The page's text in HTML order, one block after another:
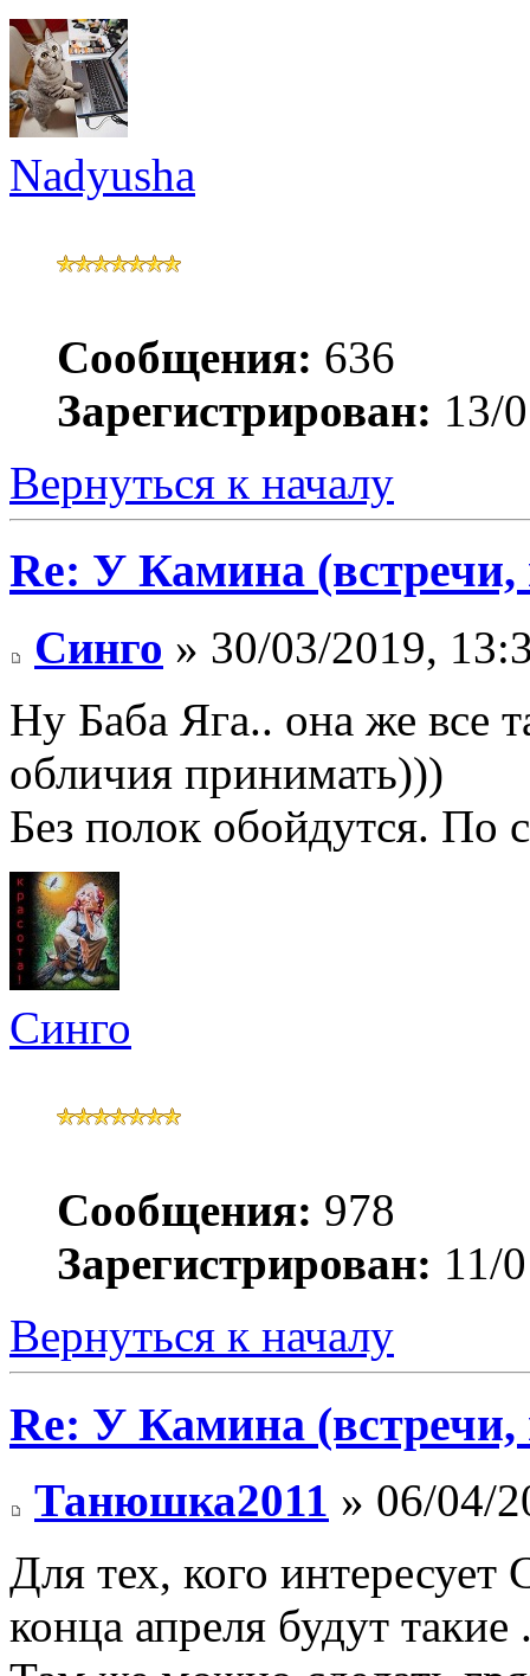
Nadyusha
Сообщения: 636
Зарегистрирован: 13/
Вернуться к началу
Re: У Камина
Синго » 30/03/2019,
Ну Баба Яга.. она же все
обличия принимать)))
Без полок обойдутся. По
Синго
Сообщения: 978
Зарегистрирован: 11/
Вернуться к началу
Re: У Камина
Танюшка2011 » 06/04/
Для тех, кого
конца апреля будут